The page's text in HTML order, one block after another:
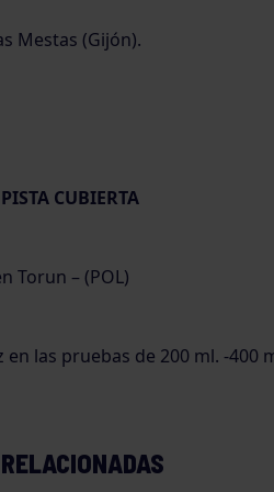
Mestas (Gijón).
CUBIERTA
Torun – (POL)
las pruebas de 200 ml. -400